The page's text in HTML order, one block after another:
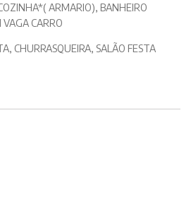
ARMARIO), BANHEIRO
VAGA CARRO
CHURRASQUEIRA, SALÃO FESTA